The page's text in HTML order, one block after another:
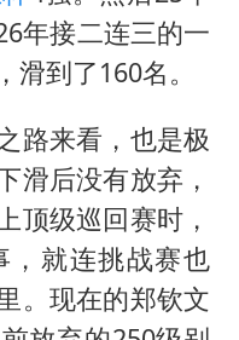
年接二连三的一
到了160名。
路来看，也是极
滑后没有放弃，
顶级巡回赛时，
，就连挑战赛也
。现在的郑钦文